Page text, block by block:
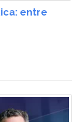
entre